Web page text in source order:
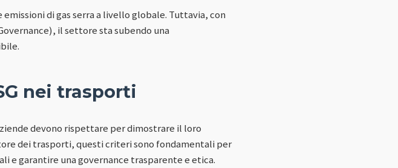
di gas serra a livello globale. Tuttavia, con
il settore sta subendo una
nei trasporti
devono rispettare per dimostrare il loro
dei trasporti, questi criteri sono fondamentali per
garantire una governance trasparente e etica.